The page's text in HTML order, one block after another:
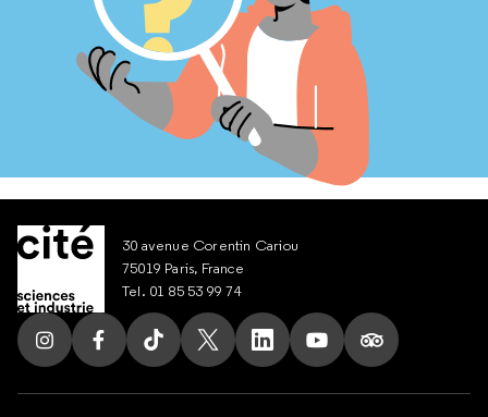
30 avenue Corentin Cariou
75019 Paris, France
Tel. 01 85 53 99 74
Suivez nous sur Instagram
Suivez nous sur Facebook
Suivez nous sur Tik Tok
Suivez nous sur X
Suivez nous sur LinkedIn
Suivez nous sur
Suivez nous